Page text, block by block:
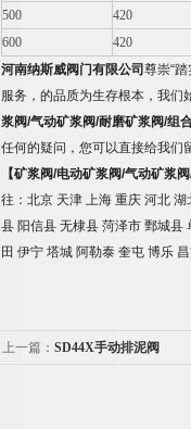
500
420
600
420
河南纳斯威阀门有限公司 尊崇“踏
服务，的品质为生存根本，我们
浆阀/气动矿浆阀/耐磨矿浆阀/组
任何的疑问，您可以直接给我们
【矿浆阀/电动矿浆阀/气动矿浆阀
往：北京 天津 上海 重庆 河北 湖
县 阳信县 无棣县 菏泽市 鄄城县
田 伊宁 塔城 阿勒泰 奎屯 博乐
上一篇： SD44X手动排泥阀